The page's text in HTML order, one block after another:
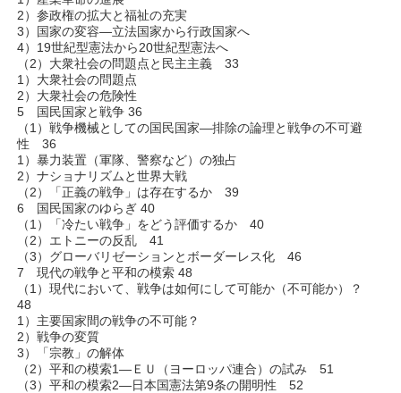
2）参政権の拡大と福祉の充実
3）国家の変容―立法国家から行政国家へ
4）19世紀型憲法から20世紀型憲法へ
（2）大衆社会の問題点と民主主義 33
1）大衆社会の問題点
2）大衆社会の危険性
5 国民国家と戦争 36
（1）戦争機械としての国民国家―排除の論理と戦争の不可避
性 36
1）暴力装置（軍隊、警察など）の独占
2）ナショナリズムと世界大戦
（2）「正義の戦争」は存在するか 39
6 国民国家のゆらぎ 40
（1）「冷たい戦争」をどう評価するか 40
（2）エトニーの反乱 41
（3）グローバリゼーションとボーダーレス化 46
7 現代の戦争と平和の模索 48
（1）現代において、戦争は如何にして可能か（不可能か）？
48
1）主要国家間の戦争の不可能？
2）戦争の変質
3）「宗教」の解体
（2）平和の模索1―ＥＵ（ヨーロッパ連合）の試み 51
（3）平和の模索2―日本国憲法第9条の開明性 52